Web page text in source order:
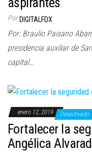
Por DIGITALFDX
Por: Braulio Paisano
presidencia auxiliar de
capital…
enero 12, 2019 Desactivado
Fortalecer la
Angélica